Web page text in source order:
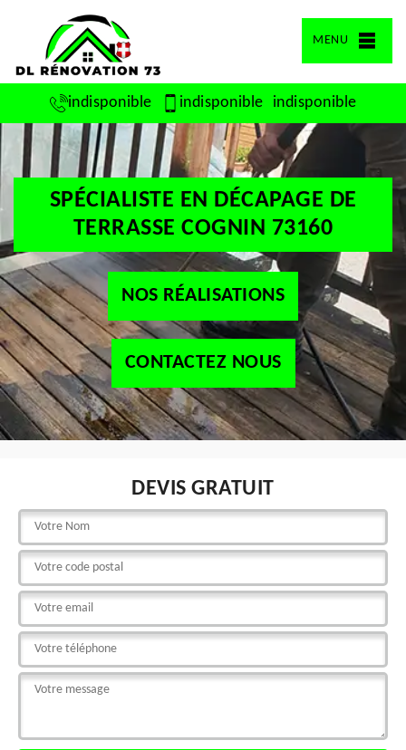
MENU
indisponible indisponible indisponible
SPÉCIALISTE EN DÉCAPAGE DE
TERRASSE COGNIN 73160
NOS RÉALISATIONS
CONTACTEZ NOUS
DEVIS GRATUIT